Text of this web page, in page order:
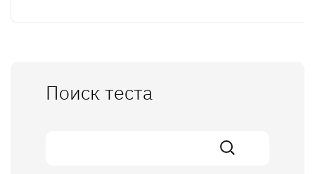
Поиск теста